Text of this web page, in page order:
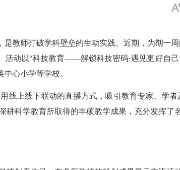
师打破学科壁垒的生动实践。近期，为期一周
活动以“科技教育——解锁科技密码·遇见更好自
心小学等学校。
上线下联动的直播方式，吸引教育专家、学者
科学教育所取得的丰硕教学成果，充分发挥了